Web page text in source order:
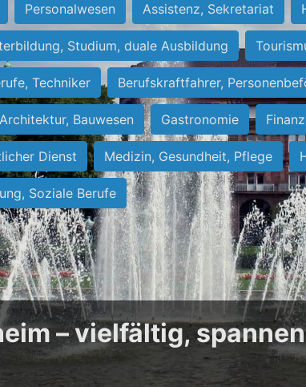
Personalwesen Assistenz, Sekretariat
Studium, duale Ausbildung
Techniker Berufskraftfahrer,
Architektur, Bauwesen Gastronomie
Dienst Medizin, Gesundheit, Pflege
Soziale Berufe
– vielfältig,